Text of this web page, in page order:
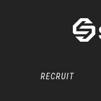
RECRUIT